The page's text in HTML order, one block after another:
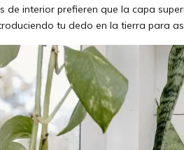
de interior prefieren que la capa
tu dedo en la tierra para